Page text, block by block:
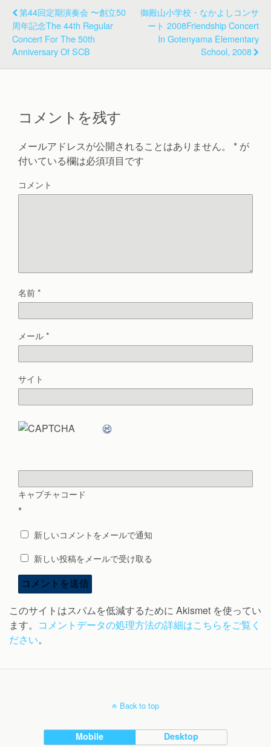
第44回定期演奏会 〜創立50
周年記念The 44th Regular
Concert For The 50th
Anniversary Of SCB
御殿山小学校・なかよしコンサ
ート 2008Friendship Concert
In Gotenyama Elementary
School, 2008
コメントを残す
メールアドレスが公開されることはありません。 * が
付いている欄は必須項目です
コメント
名前*
メール*
サイト
キャプチャコード
*
新しいコメントをメールで通知
新しい投稿をメールで受け取る
このサイトはスパムを低減するために Akismet を使ってい
ます。 コメントデータの処理方法の詳細はこちらをご覧く
ださい。
Back to top
Mobile Desktop